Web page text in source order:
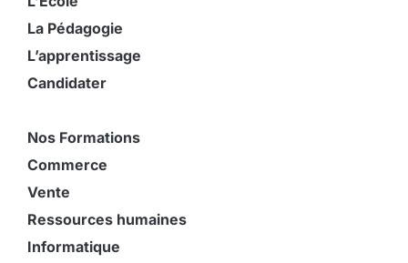
La Pédagogie
L’apprentissage
Candidater
Nos Formations
Commerce
Vente
Ressources humaines
Informatique